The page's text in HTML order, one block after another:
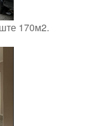
170м2.